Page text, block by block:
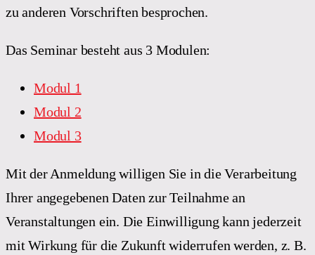
zu anderen Vorschriften besprochen.
Das Seminar besteht aus 3 Modulen:
Modul 1
Modul 2
Modul 3
Mit der Anmeldung willigen Sie in die Verarbeitung
Ihrer angegebenen Daten zur Teilnahme an
Veranstaltungen ein. Die Einwilligung kann jederzeit
mit Wirkung für die Zukunft widerrufen werden, z. B.